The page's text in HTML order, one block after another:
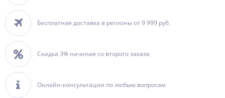
Бесплатная доставка в регионы от 9 999 руб.
Скидка 3% начиная со второго заказа
Онлайн-консультации по любым вопросам